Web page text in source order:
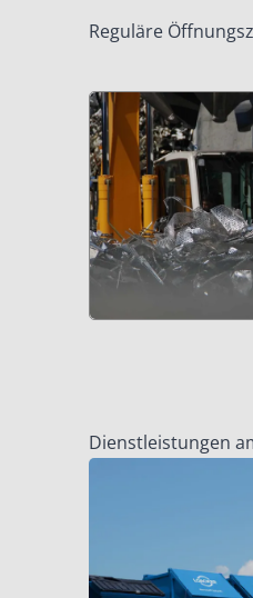
Reguläre
Dienstleistungen